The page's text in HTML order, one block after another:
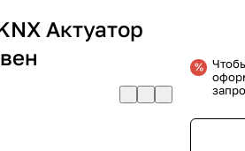
Актуатор